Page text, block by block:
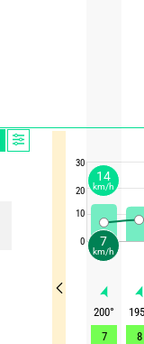
30
20
10
0
200°
7
8
7
km/h
14
km/h